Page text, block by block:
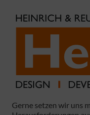
Gerne setzen wir uns